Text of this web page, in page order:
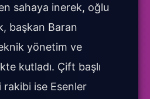
sahaya inerek, oğlu
başkan Baran
yönetim ve
kutladı. Çift başlı
rakibi ise Esenler